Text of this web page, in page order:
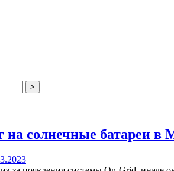
>
на солнечные батареи в